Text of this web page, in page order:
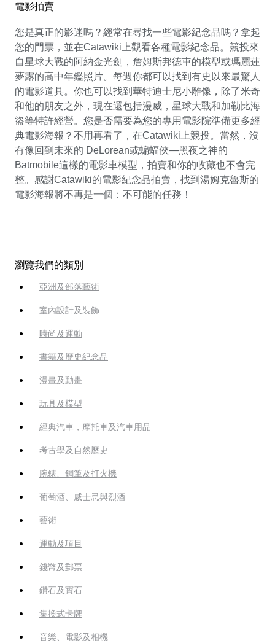
電影拍賣
您是真正的影迷嗎？經常在尋找一些電影紀念品嗎？拿起
您的門票，並在Catawiki上觀看各種電影紀念品。競投來
自星球大戰的阿納金光劍，詹姆斯邦德車的模型或瑪麗蓮
夢露的高中年鑑照片。每週你都可以找到有史以來最驚人
的電影道具。你也可以找到華特迪士尼小雕像，除了米奇
和他的朋友之外，現在還包括漫威，星球大戰和加勒比海
盜等特許經營。您是否需要為您的專用電影院準備更多經
典電影海報？不用再看了，在Catawiki上競投。當然，沒
有像回到未來的 DeLorean或蝙蝠俠—黑夜之神的
Batmobile這樣的電影車模型，拍賣和你的收藏也不會完
整。感謝Catawiki的電影紀念品拍賣，找到湯姆克魯斯的
電影海報將不再是一個：不可能的任務！
瀏覽我們的類別
亞洲及部落藝術
室內設計及裝飾
時尚及運動
書籍及歷史紀念品
漫畫及動畫
玩具及模型
經典汽車，摩托車及汽車用品
考古學及自然歷史
腕錶、鋼筆及打火機
葡萄酒、威士忌與烈酒
藝術
運動及項目
錢幣及郵票
鑽石及寶石
集換式卡牌
音樂、電影及相機